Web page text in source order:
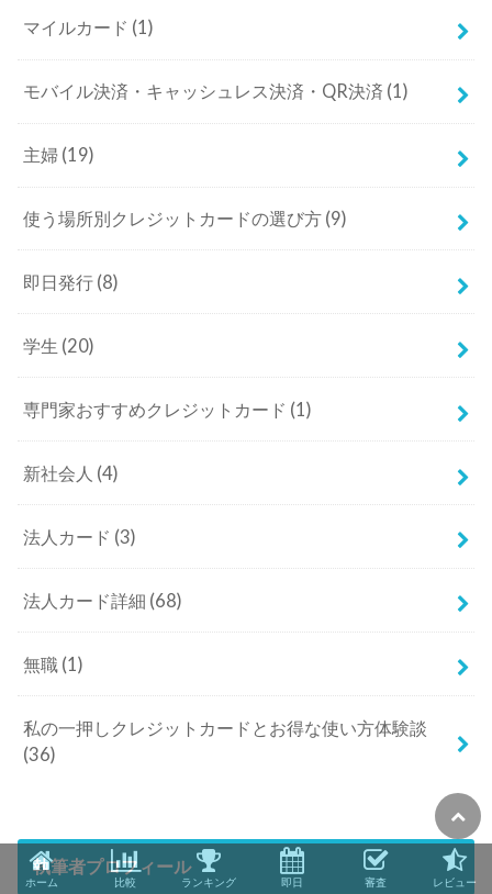
マイルカード (1)
モバイル決済・キャッシュレス決済・QR決済 (1)
主婦 (19)
使う場所別クレジットカードの選び方 (9)
即日発行 (8)
学生 (20)
専門家おすすめクレジットカード (1)
新社会人 (4)
法人カード (3)
法人カード詳細 (68)
無職 (1)
私の一押しクレジットカードとお得な使い方体験談
(36)
執筆者プロフィール
ホーム 比較 ランキング 即日 審査 レビュー